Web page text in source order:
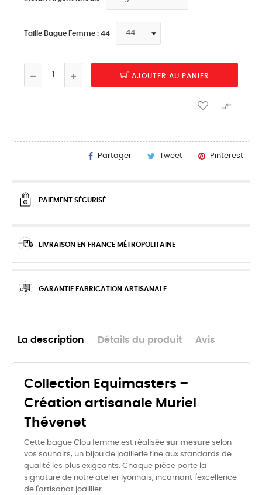
Taille Bague Femme : 44
AJOUTER AU PANIER

Partager Tweet Pinterest
PAIEMENT SÉCURISÉ
LIVRAISON EN FRANCE MÉTROPOLITAINE
GARANTIE FABRICATION ARTISANALE
La description Détails du produit Avis
Collection Equimasters –
Création artisanale Muriel
Thévenet
Cette bague Clou femme est réalisée sur mesure selon
vos souhaits, un bijou de joaillerie fine aux standards de
qualité les plus exigeants. Chaque pièce porte la
signature de notre atelier lyonnais, incarnant l'excellence
de l'artisanat joaillier.